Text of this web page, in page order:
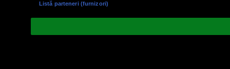
Listă parteneri (furnizori)